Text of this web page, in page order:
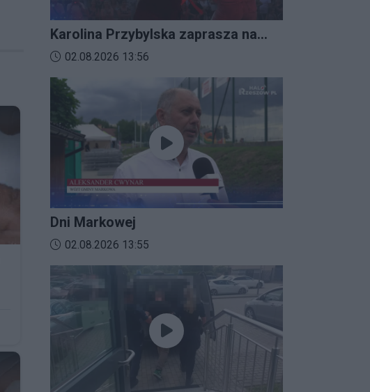
Karolina Przybylska zaprasza na
Imprezalia 2026
Data dodania materiału wideo:
02.08.2026 13:56
Dni Markowej
Data dodania materiału wideo:
02.08.2026 13:55